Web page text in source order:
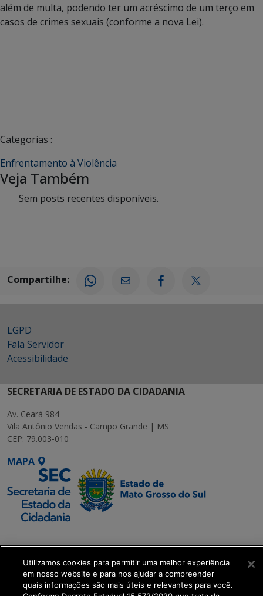
além de multa, podendo ter um acréscimo de um terço em
casos de crimes sexuais (conforme a nova Lei).
Categorias :
Enfrentamento à Violência
Veja Também
Sem posts recentes disponíveis.
Compartilhe:
LGPD
Fala Servidor
Acessibilidade
SECRETARIA DE ESTADO DA CIDADANIA
Av. Ceará 984
Vila Antônio Vendas - Campo Grande | MS
CEP: 79.003-010
MAPA
Executiva de
Transformação Digital
Utilizamos cookies para permitir uma melhor experiência
em nosso website e para nos ajudar a compreender
quais informações são mais úteis e relevantes para você.